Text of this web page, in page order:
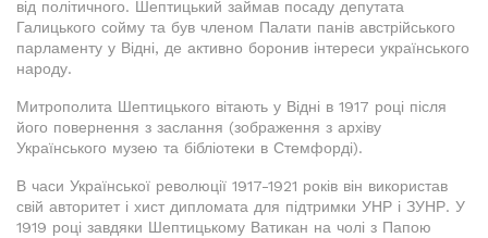
від політичного. Шептицький займав посаду депутата
Галицького сойму та був членом Палати панів австрійського
парламенту у Відні, де активно боронив інтереси українського
народу.
Митрополита Шептицького вітають у Відні в 1917 році після
його повернення з заслання (зображення з архіву
Українського музею та бібліотеки в Стемфорді).
В часи Української революції 1917-1921 років він використав
свій авторитет і хист дипломата для підтримки УНР і ЗУНР. У
1919 році завдяки Шептицькому Ватикан на чолі з Папою